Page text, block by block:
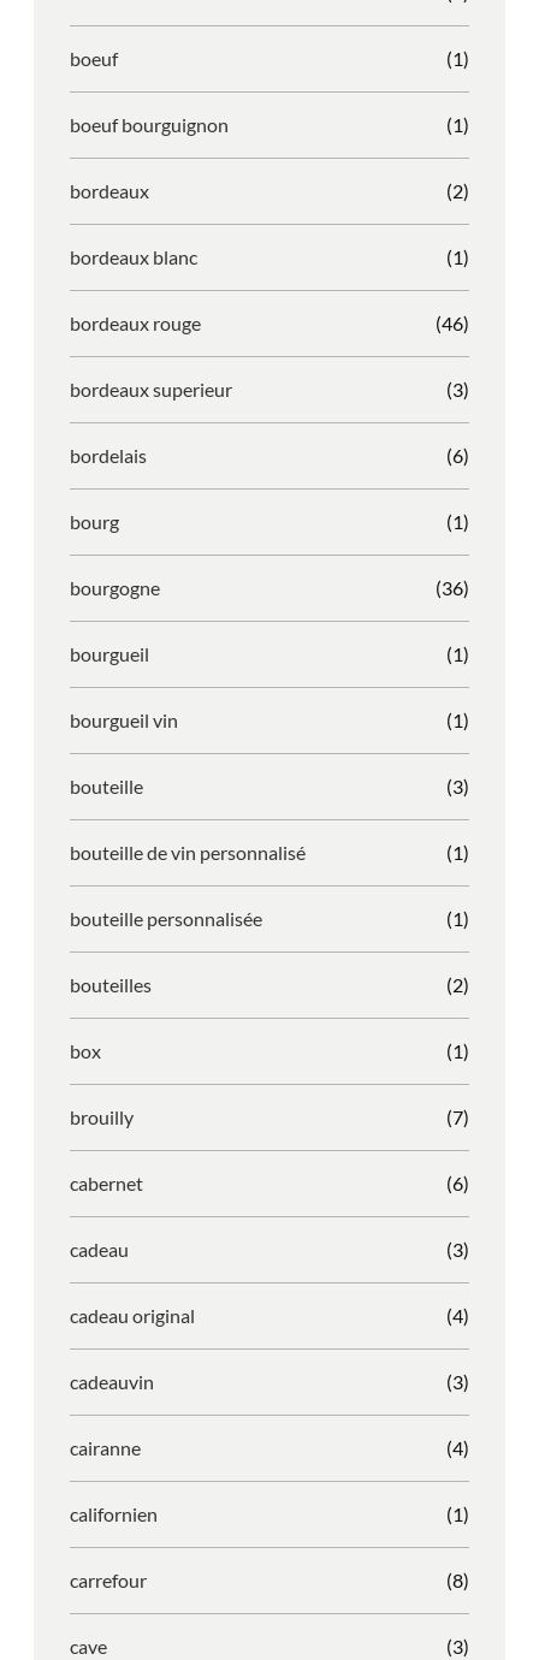
boeuf (1)
boeuf bourguignon (1)
bordeaux (2)
bordeaux blanc (1)
bordeaux rouge (46)
bordeaux superieur (3)
bordelais (6)
bourg (1)
bourgogne (36)
bourgueil (1)
bourgueil vin (1)
bouteille (3)
bouteille de vin personnalisé (1)
bouteille personnalisée (1)
bouteilles (2)
box (1)
brouilly (7)
cabernet (6)
cadeau (3)
cadeau original (4)
cadeauvin (3)
cairanne (4)
californien (1)
carrefour (8)
cave (3)